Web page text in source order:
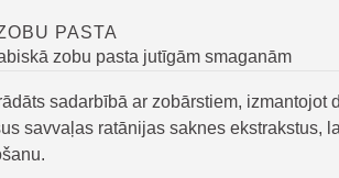
PASTA
zobu pasta jutīgām smaganām
sadarbībā ar zobārstiem, izmantojot
savvaļas ratānijas saknes ekstrakstus,